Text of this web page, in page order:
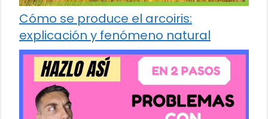
Cómo se produce el arcoiris:
explicación y fenómeno natural